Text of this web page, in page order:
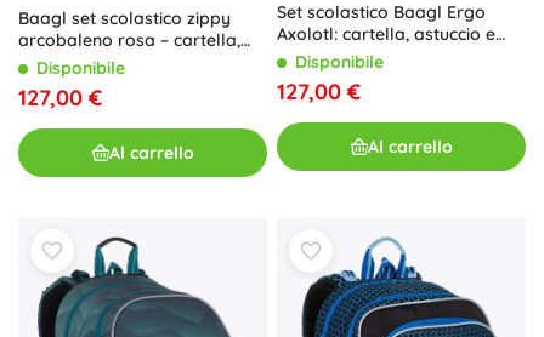
Baagl set scolastico zippy
arcobaleno rosa – cartella,
astuccio e sacca
Disponibile
127,00 €
Al carrello
Set scolastico Baagl Ergo
Axolotl: cartella, astuccio e
sacchetto
Disponibile
127,00 €
Al carrello